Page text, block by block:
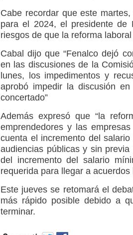
Cabe recordar que este
para el 2024, el presidente de
riesgos de que la reforma laboral
Cabal dijo que “Fenalco dejó
en las discusiones de la
lunes, los impedimentos y
aprobó impedir la discusión
concertado”
Además expresó que “la
emprendedores y las
cuenta el incremento del
audiencias públicas y sin
del incremento del salario
requerida para llegar a
Este jueves se retomará el
más rápido posible debido a
terminar.